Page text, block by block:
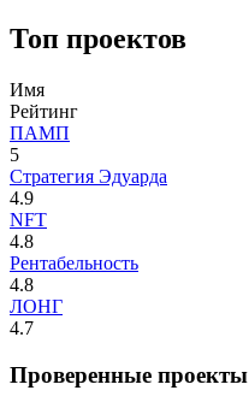
Топ проектов
Имя
Рейтинг
ПАМП
5
Стратегия Эдуарда
4.9
NFT
4.8
Рентабельность
4.8
ЛОНГ
4.7
Проверенные проекты